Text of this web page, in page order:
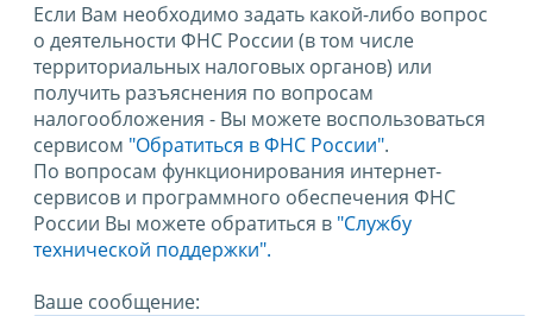
Если Вам необходимо задать какой-либо вопрос
о деятельности ФНС России (в том числе
территориальных налоговых органов) или
получить разъяснения по вопросам
налогообложения - Вы можете воспользоваться
сервисом "Обратиться в ФНС России".
По вопросам функционирования интернет-
сервисов и программного обеспечения ФНС
России Вы можете обратиться в "Службу
технической поддержки".
Ваше сообщение: